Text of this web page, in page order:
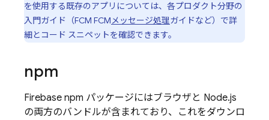
を使用する既存のアプリについては、各プロダクト分野の
入門ガイド（FCM FCMメッセージ処理ガイドなど）で詳
細とコード スニペットを確認できます。
npm
Firebase npm パッケージにはブラウザと Node.js
の両方のバンドルが含まれており、これをダウンロ